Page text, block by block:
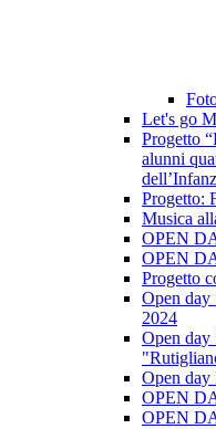
Let's go
Progetto
alunni
Progetto:
Musica
OPEN
OPEN
Progetto
Open day
2024
Open day
Open day
OPEN
OPEN